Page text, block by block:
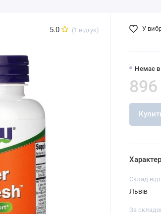
5.0 (1 відгук)
Немає в
896
У
Склад
Львів
За